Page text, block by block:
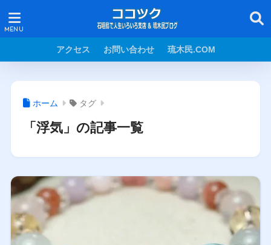
アクセス お問い合わせ 琉木民.COM
ホーム タグ
「浮気」の記事一覧